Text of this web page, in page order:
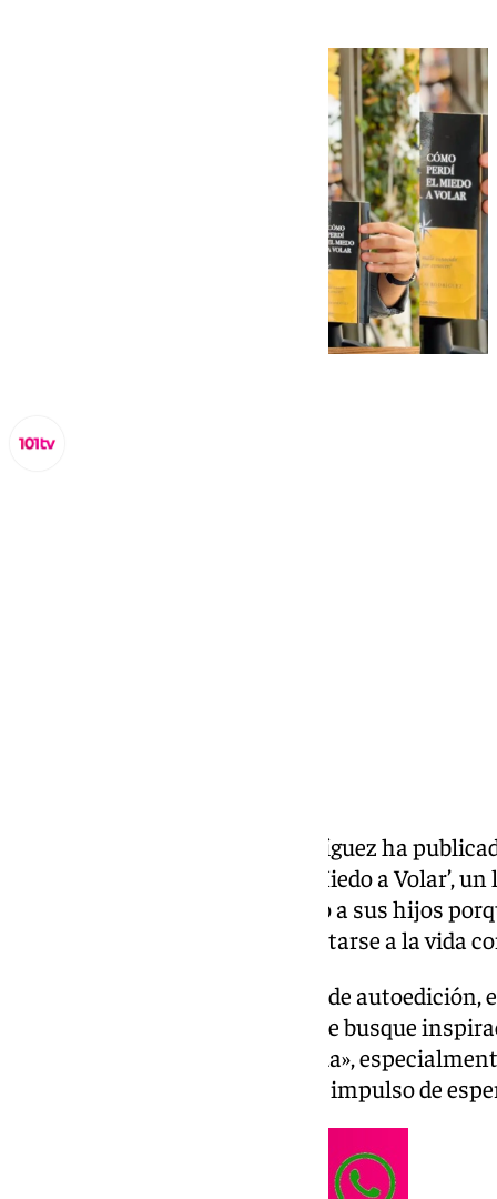
El escritor Juan Francisco Rodríguez ha
Rojo ‘Alquimia: Cómo Perdí el Miedo a Volar’,
vida. Este trabajo lo ha dedicado a sus hijos
espera que les sirva para enfrentarse a la vida
En una nota de prensa del sello de
dirigido a «cualquier persona que busque
cambios significativos en su vida»,
la adolescencia y necesitan «un impulso de